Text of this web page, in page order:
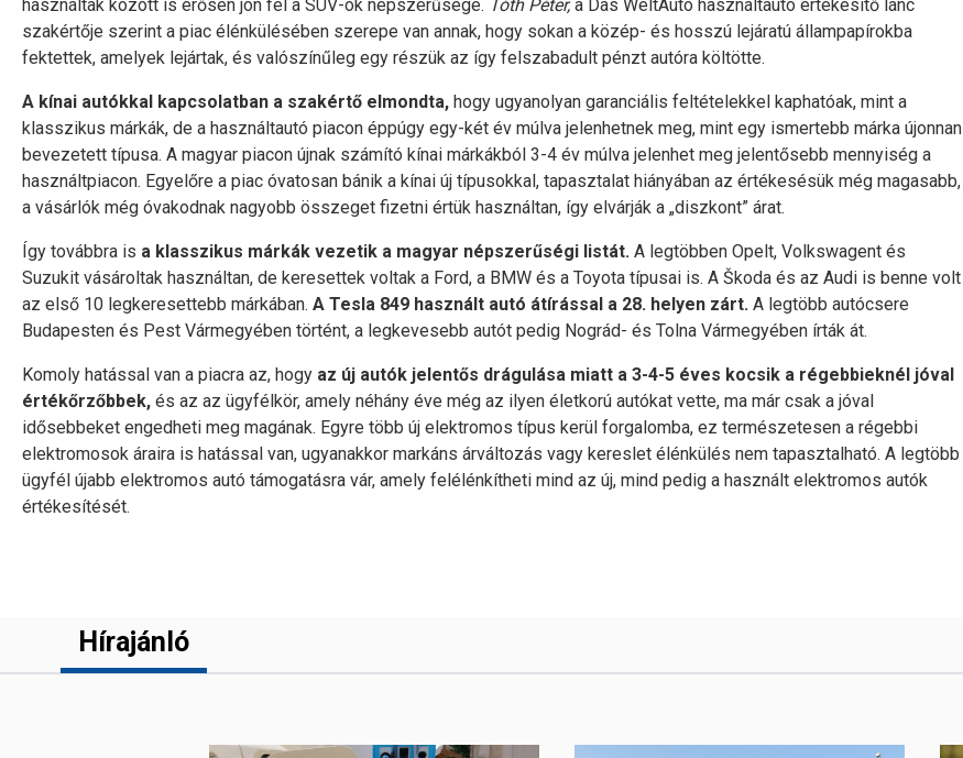
használtak között is erősen jön fel a SUV-ok népszerűsége. Tóth Péter,a Das WeltAuto használtautó értékesítő lánc
szakértője szerint a piac élénkülésében szerepe van annak, hogy sokan a közép- és hosszú lejáratú állampapírokba
fektettek, amelyek lejártak, és valószínűleg egy részük az így felszabadult pénzt autóra költötte.
A kínai autókkal kapcsolatban a szakértő elmondta, hogy ugyanolyan garanciális feltételekkel kaphatóak, mint a
klasszikus márkák, de a használtautó piacon éppúgy egy-két év múlva jelenhetnek meg, mint egy ismertebb márka újonnan
bevezetett típusa. A magyar piacon újnak számító kínai márkákból 3-4 év múlva jelenhet meg jelentősebb mennyiség a
használtpiacon. Egyelőre a piac óvatosan bánik a kínai új típusokkal, tapasztalat hiányában az értékesésük még magasabb,
a vásárlók még óvakodnak nagyobb összeget fizetni értük használtan, így elvárják a „diszkont” árat.
Így továbbra is a klasszikus márkák vezetik a magyar népszerűségi listát. A legtöbben Opelt, Volkswagent és
Suzukit vásároltak használtan, de keresettek voltak a Ford, a BMW és a Toyota típusai is. A Škoda és az Audi is benne volt
az első 10 legkeresettebb márkában. A Tesla 849 használt autó átírással a 28. helyen zárt. A legtöbb autócsere
Budapesten és Pest Vármegyében történt, a legkevesebb autót pedig Nográd- és Tolna Vármegyében írták át.
Komoly hatással van a piacra az, hogy az új autók jelentős drágulása miatt a 3-4-5 éves kocsik a régebbieknél jóval
értékőrzőbbek, és az az ügyfélkör, amely néhány éve még az ilyen életkorú autókat vette, ma már csak a jóval
idősebbeket engedheti meg magának. Egyre több új elektromos típus kerül forgalomba, ez természetesen a régebbi
elektromosok áraira is hatással van, ugyanakkor markáns árváltozás vagy kereslet élénkülés nem tapasztalható. A legtöbb
ügyfél újabb elektromos autó támogatásra vár, amely felélénkítheti mind az új, mind pedig a használt elektromos autók
értékesítését.
Hírajánló